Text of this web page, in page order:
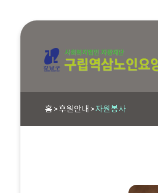
홈 후원안내 자원봉사